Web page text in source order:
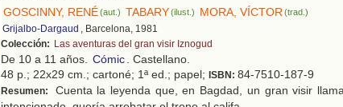
GOSCINNY, RENÉ(aut.) TABARY(ilust.) MORA, VÍCTOR (trad.)
Grijalbo-Dargaud , Barcelona, 1981
Colección: Las aventuras del gran visir Iznogud
De 10 a 11 años. Cómic
. Castellano.
48 p.; 22x29 cm.; cartoné; 1ª ed.; papel; ISBN: 84-7510-187-9
Resumen:
Cuenta la leyenda que, en Bagdad, un gran visir